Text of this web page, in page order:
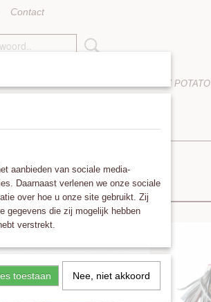
Contact
LUCKY POTATO
aanbieden van sociale media-
Daarnaast verlenen we onze sociale
over hoe u onze site gebruikt. Zij
gegevens die zij mogelijk hebben
verstrekt.
toestaan Nee, niet akkoord